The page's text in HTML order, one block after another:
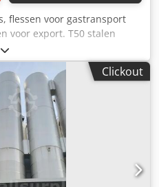
flessen voor gastransport
voor export. T50 stalen
T40 stalen gasfles, 40 l, 200
20 l, 300 bar, 288 stuks
zijn compleet, leeg en
Clickout